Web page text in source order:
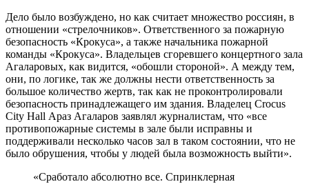
Дело было возбуждено, но как считает множество россиян, в
отношении «стрелочников». Ответственного за пожарную
безопасность «Крокуса», а также начальника пожарной
команды «Крокуса». Владельцев сгоревшего концертного зала
Агаларовых, как видится, «обошли стороной». А между тем,
они, по логике, так же должны нести ответственность за
большое количество жертв, так как не проконтролировали
безопасность принадлежащего им здания. Владелец Crocus
City Hall Араз Агаларов заявлял журналистам, что «все
противопожарные системы в зале были исправны и
поддерживали несколько часов зал в таком состоянии, что не
было обрушения, чтобы у людей была возможность выйти».
«Сработало абсолютно все. Спринклерная